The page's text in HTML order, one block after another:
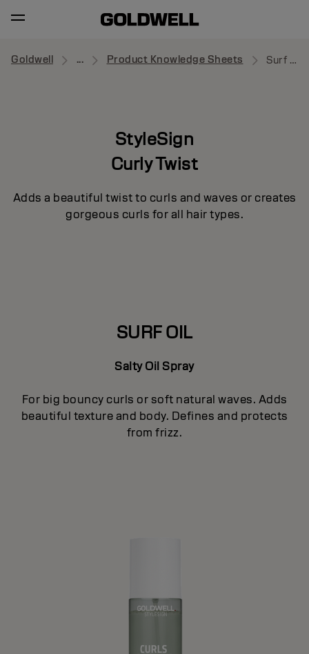
Goldwell ... Product Knowledge Sheets Surf Oil
StyleSign
Curly Twist
Adds a beautiful twist to curls and waves or creates
gorgeous curls for all hair types.
SURF OIL
Salty Oil Spray
For big bouncy curls or soft natural waves. Adds
beautiful texture and body. Defines and protects
from frizz.